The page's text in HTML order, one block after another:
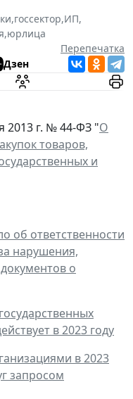
,госсектор,ИП,
,юрлица
Перепечатка
Дзен
2013 г. № 44-ФЗ "О
товаров,
и
об ответственности
нарушения,
о
в 2023 году
в 2023
запросом